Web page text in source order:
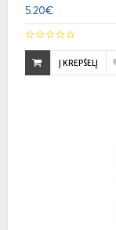
5.20€
Į KREPŠELĮ